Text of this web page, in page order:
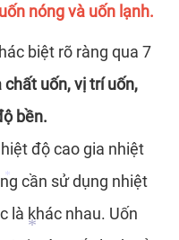
nóng và uốn lạnh.
biệt rõ ràng qua 7
chất uốn, vị trí uốn,
bền.
độ cao gia nhiệt
cần sử dụng nhiệt
là khác nhau. Uốn